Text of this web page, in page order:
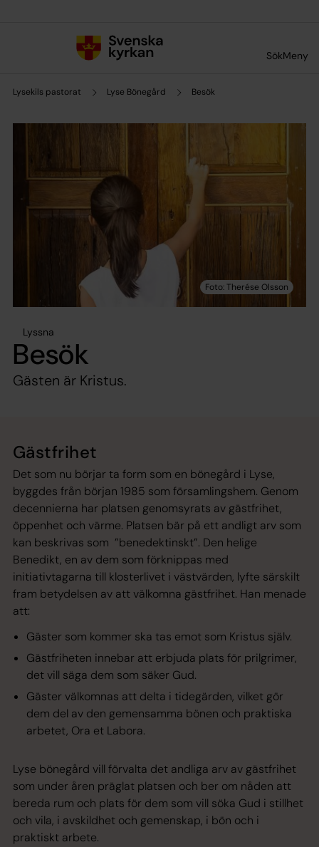
SökMeny
Lysekils pastorat Lyse Bönegård Besök
Lyssna
Besök
Gästen är Kristus.
Gästfrihet
Det som nu börjar ta form som en bönegård i Lyse,
byggdes från början 1985 som församlingshem. Genom
decennierna har platsen genomsyrats av gästfrihet,
öppenhet och värme. Platsen bär på ett andligt arv som
kan beskrivas som ”benedektinskt”. Den helige
Benedikt, en av dem som förknippas med
initiativtagarna till klosterlivet i västvärden, lyfte särskilt
fram betydelsen av att välkomna gästfrihet. Han menade
att:
Gäster som kommer ska tas emot som Kristus själv.
Gästfriheten innebar att erbjuda plats för prilgrimer,
det vill säga dem som säker Gud.
Gäster välkomnas att delta i tidegärden, vilket gör
dem del av den gemensamma bönen och praktiska
arbetet, Ora et Labora.
Lyse bönegård vill förvalta det andliga arv av gästfrihet
som under åren präglat platsen och ber om nåden att
bereda rum och plats för dem som vill söka Gud i stillhet
och vila, i avskildhet och gemenskap, i bön och i
praktiskt arbete.